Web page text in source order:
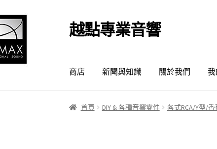
跳
至
列
跳
至
內
越點專業音響
商店 新聞與知識 關於我們
首頁 DIY & 各種音響零件 各式RCA/Y型/